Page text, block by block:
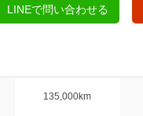
LINEで問い合わせる
135,000km